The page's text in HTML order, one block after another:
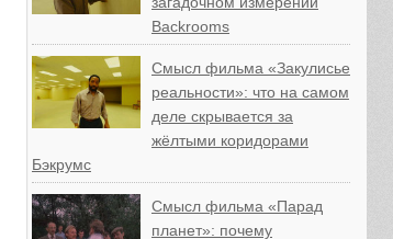
Backrooms
Смысл фильма «Закулисье
реальности»: что на самом
деле скрывается за
жёлтыми коридорами
Бэкрумс
Смысл фильма «Парад
планет»: почему